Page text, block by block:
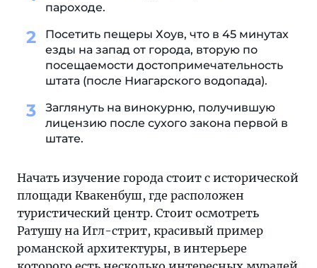
пароходе.
Посетить пещеры Хоув, что в 45 минутах
езды на запад от города, вторую по
посещаемости достопримечательность
штата (после Ниагарского водопада).
Заглянуть на винокурню, получившую
лицензию после сухого закона первой в
штате.
Начать изучение города стоит с исторической
площади Квакенбуш, где расположен
туристический центр. Стоит осмотреть
Ратушу на Игл-стрит, красивый пример
романской архитектуры, в интерьере